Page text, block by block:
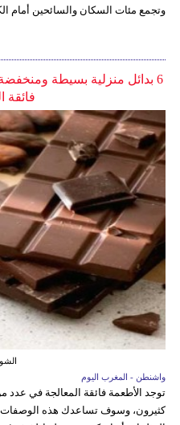
وتجمع مئات السكان والسائحين أمام
6 بدائل منزلية بسيطة
فائقة
واشنطن - المغرب اليوم
توجد الأطعمة فائقة المعالجة في عدد
كثيرون، وسوف تساعدك هذه الوصفات